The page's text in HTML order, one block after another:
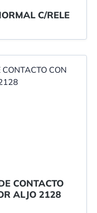
C/RELE
CONTACTO
CON TORNILLO LIMITADOR ALJO 2128